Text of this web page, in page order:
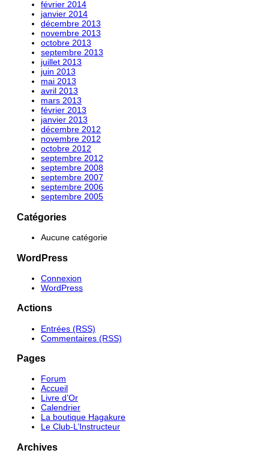
février 2014
janvier 2014
décembre 2013
novembre 2013
octobre 2013
septembre 2013
juillet 2013
juin 2013
mai 2013
avril 2013
mars 2013
février 2013
janvier 2013
décembre 2012
novembre 2012
octobre 2012
septembre 2012
septembre 2008
septembre 2007
septembre 2006
septembre 2005
Catégories
Aucune catégorie
WordPress
Connexion
WordPress
Actions
Entrées (RSS)
Commentaires (RSS)
Pages
Forum
Accueil
Livre d’Or
Calendrier
La boutique Hagakure
Le Club-L’Instructeur
Archives